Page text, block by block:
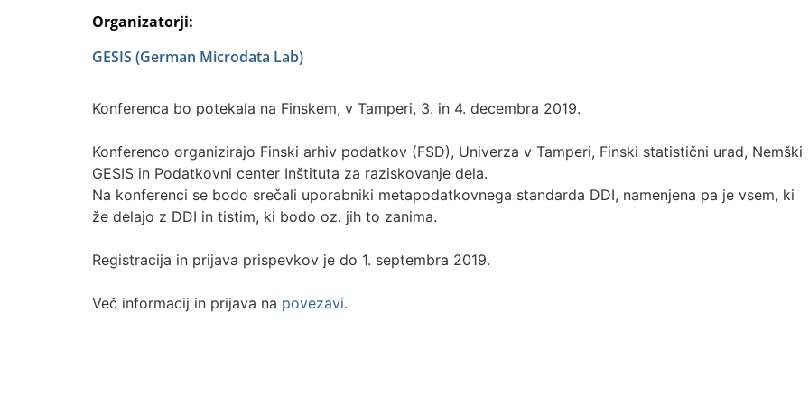
Organizatorji:
GESIS (German Microdata Lab)
Konferenca bo potekala na Finskem, v Tamperi, 3. in 4. decembra 2019.
Konferenco organizirajo Finski arhiv podatkov (FSD), Univerza v Tamperi, Finski statistični urad, Nemški
GESIS in Podatkovni center Inštituta za raziskovanje dela.
Na konferenci se bodo srečali uporabniki metapodatkovnega standarda DDI, namenjena pa je vsem, ki
že delajo z DDI in tistim, ki bodo oz. jih to zanima.
Registracija in prijava prispevkov je do 1. septembra 2019.
Več informacij in prijava na povezavi.